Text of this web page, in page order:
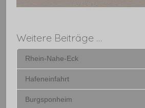
Weitere Beiträge …
Rhein-Nahe-Eck
Hafeneinfahrt
Burgsponheim